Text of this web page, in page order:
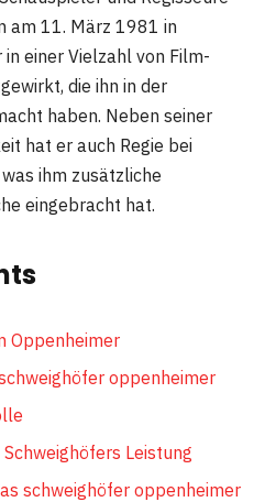
am 11. März 1981 in
einer Vielzahl von Film-
die ihn in der
haben. Neben seiner
hat er auch Regie bei
ihm zusätzliche
eingebracht hat.
Oppenheimer
oppenheimer
Leistung
schweighöfer oppenheimer